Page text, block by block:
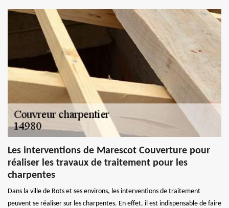
Les interventions de Marescot Couverture pour
réaliser les travaux de traitement pour les
charpentes
Dans la ville de Rots et ses environs, les interventions de traitement
peuvent se réaliser sur les charpentes. En effet, il est indispensable de faire